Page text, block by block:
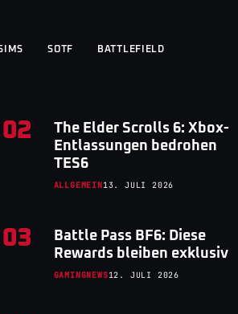
SOTF BATTLEFIELD
02
The Elder Scrolls 6: Xbox-
Entlassungen bedrohen
TES6
ALLGEMEIN13. JULI 2026
03
Battle Pass BF6: Diese
Rewards bleiben exklusiv
GAMINGNEWS12. JULI 2026